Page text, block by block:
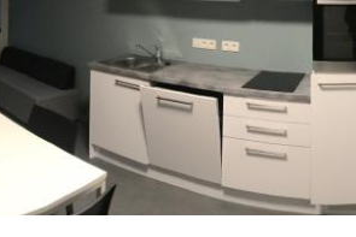
Durée:
12 mois
Domiciliation:
Non
Aménagement
Salle de bain:
Privée
Cuisine:
Dans la chambre
Superficie:
18 m
Pièces privées:
1